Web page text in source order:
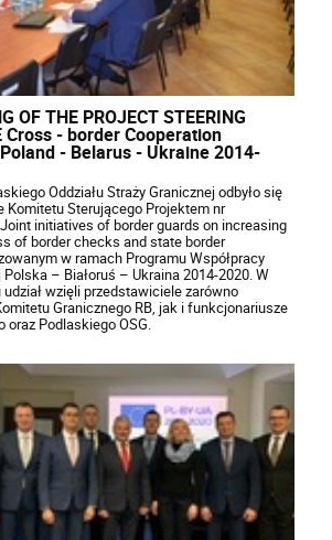
OF THE PROJECT STEERING
Cross - border Cooperation
- Belarus - Ukraine 2014-
Oddziału Straży Granicznej odbyło się
Komitetu Sterującego Projektem nr
initiatives of border guards on increasing
of border checks and state border
w ramach Programu Współpracy
– Białoruś – Ukraina 2014-2020. W
wzięli przedstawiciele zarówno
Granicznego RB, jak i funkcjonariusze
oraz Podlaskiego OSG.